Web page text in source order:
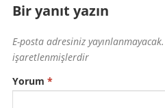
Bir yanıt yazın
E-posta adresiniz yayınlanmayacak.
işaretlenmişlerdir
Yorum *